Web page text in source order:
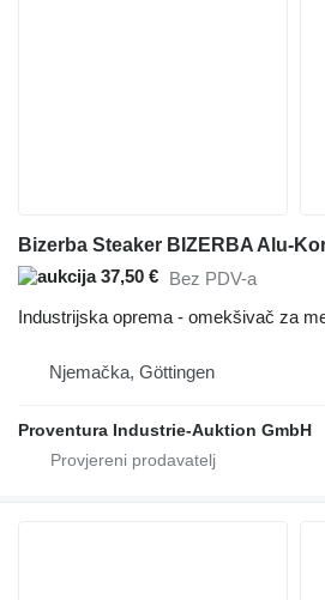
Bizerba Steaker BIZERBA Alu-
37,50 € Bez PDV-a
Industrijska oprema - omekšivač za
Njemačka, Göttingen
Proventura Industrie-Auktion GmbH